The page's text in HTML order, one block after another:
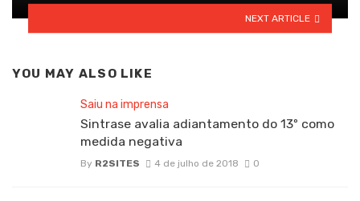
NEXT ARTICLE
YOU MAY ALSO LIKE
Saiu na imprensa
Sintrase avalia adiantamento do 13º como
medida negativa
By R2SITES 4 de julho de 2018 0